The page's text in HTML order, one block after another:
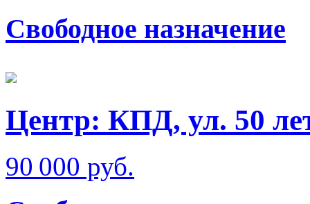
Свободное назначение
Центр: КПД, ул. 50
90 000 руб.